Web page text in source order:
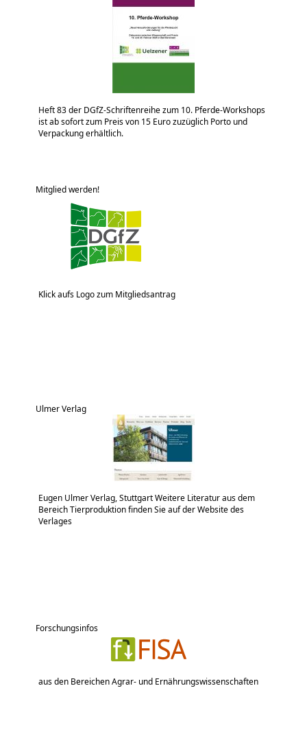
Heft 83 der DGfZ-Schriftenreihe zum 10. Pferde-Workshops
ist ab sofort zum Preis von 15 Euro zuzüglich Porto und
Verpackung erhältlich.
Mitglied werden!
Klick aufs Logo zum Mitgliedsantrag
Ulmer Verlag
Eugen Ulmer Verlag, Stuttgart Weitere Literatur aus dem
Bereich Tierproduktion finden Sie auf der Website des
Verlages
Forschungsinfos
aus den Bereichen Agrar- und Ernährungswissenschaften